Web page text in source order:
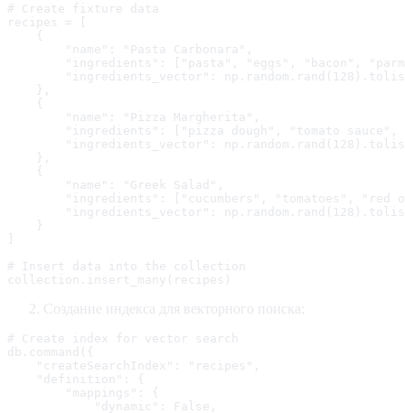
# Create fixture data
recipes = [
    {
        "name": "Pasta Carbonara",
"ingredients": ["pasta", "eggs", "bacon",
"ingredients_vector":
    },
    {
        "name": "Pizza Margherita",
"ingredients": ["pizza dough", "tomato sauce",
"ingredients_vector":
    },
    {
        "name": "Greek Salad",
"ingredients": ["cucumbers", "tomatoes", "red
"ingredients_vector":
    }
# Insert data into the collection
collection.insert_many(recipes)
Создание индекса для векторного поиска:
# Create index for vector search
db.command({
    "createSearchIndex": "recipes",
    "definition": {
        "mappings": {
            "dynamic": False,